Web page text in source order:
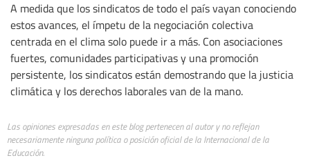
A medida que los sindicatos de todo el país vayan conociendo
estos avances, el ímpetu de la negociación colectiva
centrada en el clima solo puede ir a más. Con asociaciones
fuertes, comunidades participativas y una promoción
persistente, los sindicatos están demostrando que la justicia
climática y los derechos laborales van de la mano.
Las opiniones expresadas en este blog pertenecen al autor y no reflejan
necesariamente ninguna política o posición oficial de la Internacional de la
Educación.